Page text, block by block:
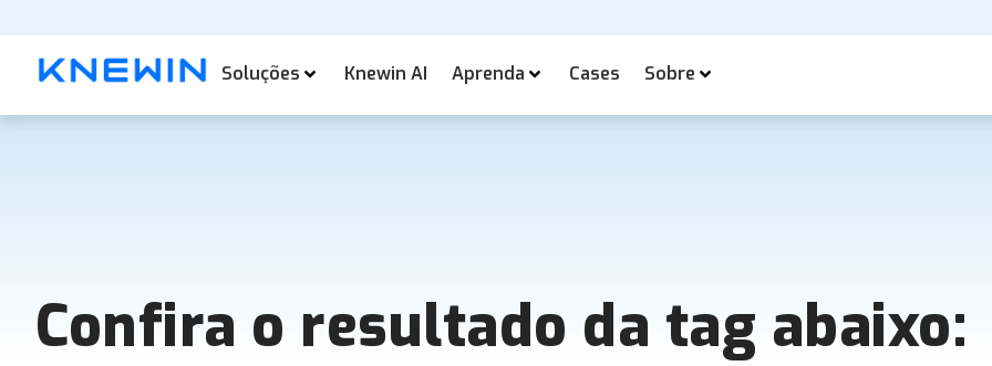
Soluções Knewin AI Aprenda Cases Sobre
Confira o resultado da tag abaixo: